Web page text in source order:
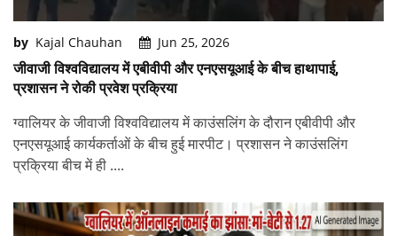
by Kajal Chauhan
Jun 25, 2026
जीवाजी विश्वविद्यालय में एबीवीपी और एनएसयूआई के बीच हाथापाई,
प्रशासन ने रोकी प्रवेश प्रक्रिया
ग्वालियर के जीवाजी विश्वविद्यालय में काउंसलिंग के दौरान एबीवीपी और
एनएसयूआई कार्यकर्ताओं के बीच हुई मारपीट। प्रशासन ने काउंसलिंग
प्रक्रिया बीच में ही ....